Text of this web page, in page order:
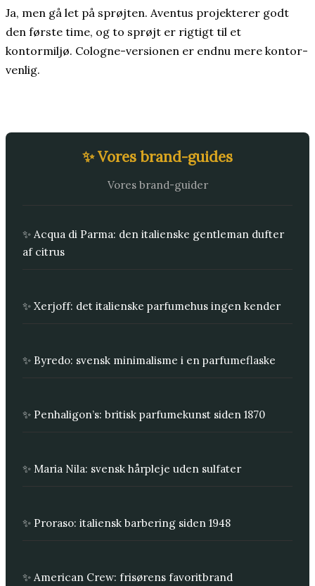
Ja, men gå let på sprøjten. Aventus projekterer godt
den første time, og to sprøjt er rigtigt til et
kontormiljø. Cologne-versionen er endnu mere kontor-
venlig.
✨ Vores brand-guides
Vores brand-guider
✨ Acqua di Parma: den italienske gentleman dufter
af citrus
✨ Xerjoff: det italienske parfumehus ingen kender
✨ Byredo: svensk minimalisme i en parfumeflaske
✨ Penhaligon’s: britisk parfumekunst siden 1870
✨ Maria Nila: svensk hårpleje uden sulfater
✨ Proraso: italiensk barbering siden 1948
✨ American Crew: frisørens favoritbrand